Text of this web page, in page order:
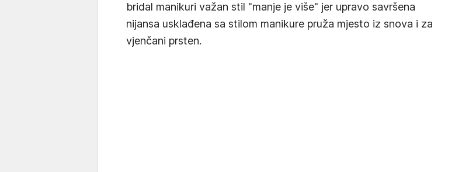
bridal manikuri važan stil "manje je više" jer upravo savršena
nijansa usklađena sa stilom manikure pruža mjesto iz snova i za
vjenčani prsten.